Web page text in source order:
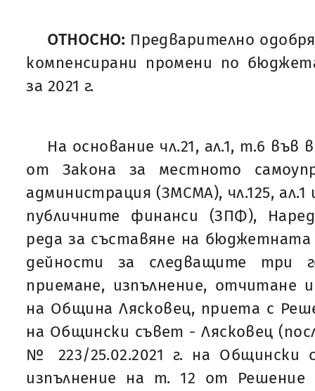
ОТНОСНО: Предварително
компенсирани промени по
за 2021 г.
На основание чл.21, ал.1, т.6 във
от Закона за местното
администрация (ЗМСМА), чл.125, ал.1
публичните финанси (ЗПФ),
реда за съставяне на
дейности за следващите три
приемане, изпълнение,
на Община Лясковец, приета с
на Общински съвет - Лясковец
№ 223/25.02.2021 г. на Общински
изпълнение на т. 12 от Решение